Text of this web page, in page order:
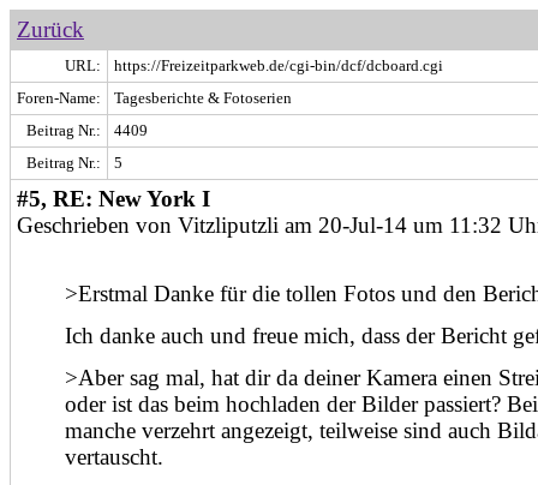
Zurück
URL:
https://Freizeitparkweb.de/cgi-bin/dcf/dcboard.cgi
Foren-Name:
Tagesberichte & Fotoserien
Beitrag Nr.:
4409
Beitrag Nr.:
5
#5, RE: New York I
Geschrieben von Vitzliputzli am 20-Jul-14 um 11:32
>Erstmal Danke für die tollen Fotos und den
Ich danke auch und freue mich, dass der Bericht
>Aber sag mal, hat dir da deiner Kamera einen
oder ist das beim hochladen der Bilder passiert?
manche verzehrt angezeigt, teilweise sind auch
vertauscht.